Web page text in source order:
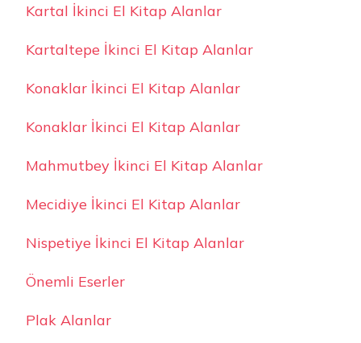
Kartal İkinci El Kitap Alanlar
Kartaltepe İkinci El Kitap Alanlar
Konaklar İkinci El Kitap Alanlar
Konaklar İkinci El Kitap Alanlar
Mahmutbey İkinci El Kitap Alanlar
Mecidiye İkinci El Kitap Alanlar
Nispetiye İkinci El Kitap Alanlar
Önemli Eserler
Plak Alanlar